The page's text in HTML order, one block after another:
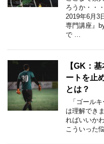
ろうか・・
2019年6月3
専門講座』
で …
【GK：
ートを止
とは？
「ゴールキ
は理解でき
ればいいか
こういった